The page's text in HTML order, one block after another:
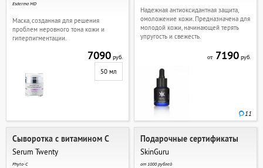
Esderma MD
Маска, созданная для решения
проблем неровного тона кожи и
гиперпигментации.
7090руб.
50 мл
Надежная антиоксидантная защита,
омоложение кожи. Предназначена для
молодой кожи, начинающей терять
упругость и свежесть.
от7190руб.
11
Сыворотка с витамином C
Serum Twenty
Phyto-C
Подарочные сертификаты
SkinGuru
от 1000 рублей